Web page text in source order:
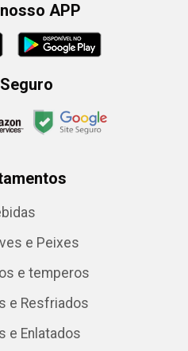
APP
e Peixes
e temperos
e Resfriados
e Enlatados